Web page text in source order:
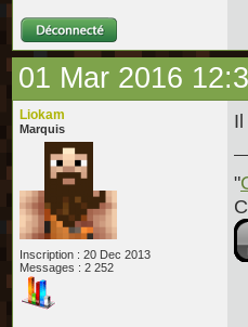
01 Mar 2016
Liokam
Marquis
Inscription : 20 Dec 2013
Messages : 2 252
"